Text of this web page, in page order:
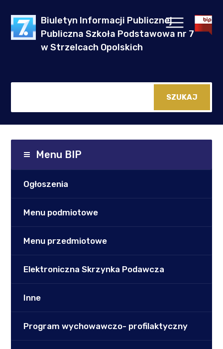
Biuletyn Informacji Publicznej
Publiczna Szkoła Podstawowa nr 7
w Strzelcach Opolskich
Menu BIP
Ogłoszenia
Menu podmiotowe
Menu przedmiotowe
Elektroniczna Skrzynka Podawcza
Inne
Program wychowawczo- profilaktyczny